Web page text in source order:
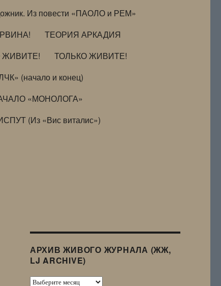
Из повести «ПАОЛО и РЕМ»
ТЕОРИЯ АРКАДИЯ
ЖИВИТЕ!
ТОЛЬКО ЖИВИТЕ!
(начало и конец)
«МОНОЛОГА»
(Из «Вис виталис»)
АРХИВ ЖИВОГО ЖУРНАЛА (ЖЖ,
LJ ARCHIVE)
Архив